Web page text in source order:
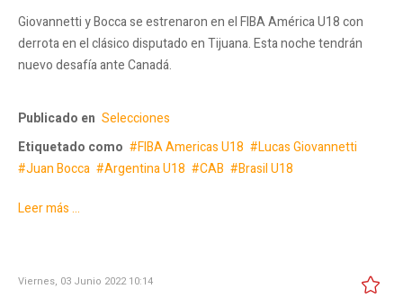
Giovannetti y Bocca se estrenaron en el FIBA América U18 con
derrota en el clásico disputado en Tijuana. Esta noche tendrán
nuevo desafía ante Canadá.
Publicado en Selecciones
Etiquetado como
FIBA Americas U18
Lucas Giovannetti
Juan Bocca
Argentina U18 CAB Brasil U18
Leer más ...
Viernes, 03 Junio 2022 10:14